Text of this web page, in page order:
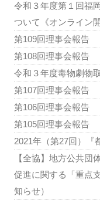
令和３年度第１回福
ついて《オンライン
第109回理事会報告
第108回理事会報告
令和３年度毒物劇物
第107回理事会報告
第106回理事会報告
第105回理事会報告
2021年（第27回）『
【全協】地方公共団
促進に関する「重点
知らせ）